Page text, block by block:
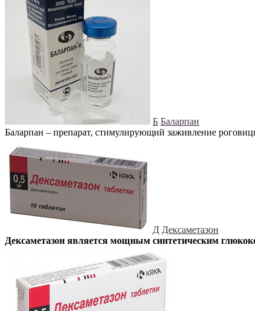
Б Баларпан
Баларпан – препарат, стимулирующий заживление
Д Дексаметазон
Дексаметазон является мощным синтетическим